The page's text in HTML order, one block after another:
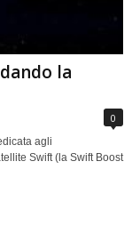
la
0
agli
Swift (la Swift Boost